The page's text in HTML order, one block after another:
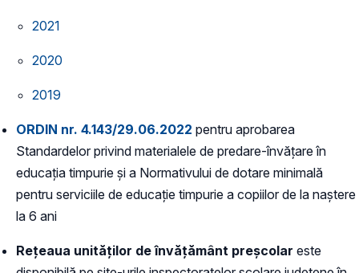
2021
2020
2019
ORDIN nr. 4.143/29.06.2022 pentru aprobarea
Standardelor privind materialele de predare-învăţare în
educaţia timpurie şi a Normativului de dotare minimală
pentru serviciile de educaţie timpurie a copiilor de la naştere
la 6 ani
Rețeaua unităților de învățământ preșcolar este